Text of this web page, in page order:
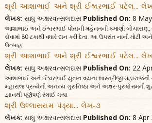
શ્રી આશાભાઈ અને શ્રી ઈશ્વરભાઈ પટેલ...
લેખક: સાધુ અક્ષરવત્સલદાસ Published On: 8
આશાભાઈ અને ઈશ્વરભાઈ પોતાની મહેનતની કમાણી બોચાસણ,
સેવામાં 80 ટકાથી વધારે દાન કરી દેતા. આ ઉપરાંત નાની
ઉત્સાહ.
શ્રી આશાભાઈ અને શ્રી ઈશ્વરભાઈ પટેલ...
લેખક: સાધુ અક્ષરવત્સલદાસ Published On: 22
આશાભાઈ અને ઈશ્વરભાઈ યુવાન વયના શાસ્ત્રીજી મહારાજની
મહારાજ પ્રત્યેની અનન્ય ગુરુનિષ્ઠા અને અક્ષર-પુરુષોત્તમની
જ્ઞાનથી પૂર્ણપણે રંગાઈ ગયા
શ્રી ઉલ્લાસરામ પંડ્યા... લેખ-૩
લેખક: સાધુ અક્ષરવત્સલદાસ Published On: 8 Apr